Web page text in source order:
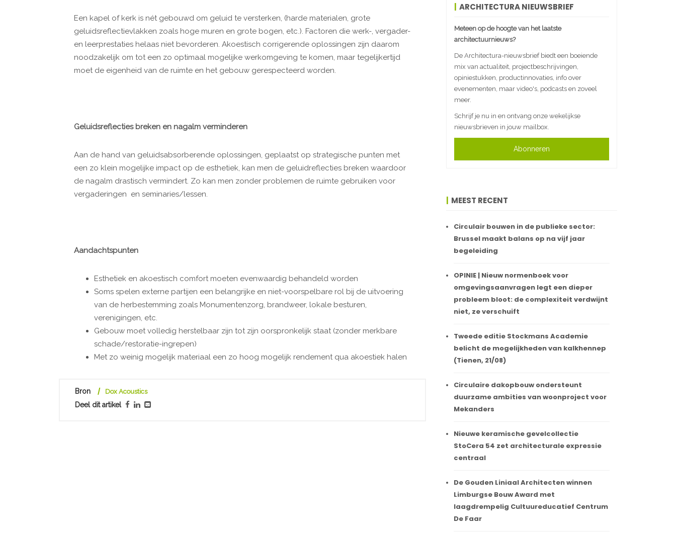
Een kapel of kerk is nét gebouwd om geluid te versterken, (harde materialen, grote
geluidsreflectievlakken zoals hoge muren en grote bogen, etc.). Factoren die werk-, vergader-
en leerprestaties helaas niet bevorderen. Akoestisch corrigerende oplossingen zijn daarom
noodzakelijk om tot een zo optimaal mogelijke werkomgeving te komen, maar tegelijkertijd
moet de eigenheid van de ruimte en het gebouw gerespecteerd worden.
Geluidsreflecties breken en nagalm verminderen
Aan de hand van geluidsabsorberende oplossingen, geplaatst op strategische punten met
een zo klein mogelijke impact op de esthetiek, kan men de geluidreflecties breken waardoor
de nagalm drastisch vermindert. Zo kan men zonder problemen de ruimte gebruiken voor
vergaderingen en seminaries/lessen.
Aandachtspunten
Esthetiek en akoestisch comfort moeten evenwaardig behandeld worden
Soms spelen externe partijen een belangrijke en niet-voorspelbare rol bij de uitvoering
van de herbestemming zoals Monumentenzorg, brandweer, lokale besturen,
verenigingen, etc.
Gebouw moet volledig herstelbaar zijn tot zijn oorspronkelijk staat (zonder merkbare
schade/restoratie-ingrepen)
Met zo weinig mogelijk materiaal een zo hoog mogelijk rendement qua akoestiek halen
Bron Dox Acoustics
Deel dit artikel
ARCHITECTURA NIEUWSBRIEF
Meteen op de hoogte van het laatste
architectuurnieuws?
De Architectura-nieuwsbrief biedt een boeiende
mix van actualiteit, projectbeschrijvingen,
opiniestukken, productinnovaties, info over
evenementen, maar video's, podcasts en zoveel
meer.
Schrijf je nu in en ontvang onze wekelijkse
nieuwsbrieven in jouw mailbox.
Abonneren
MEEST RECENT
Circulair bouwen in de publieke sector:
Brussel maakt balans op na vijf jaar
begeleiding
OPINIE | Nieuw normenboek voor
omgevingsaanvragen legt een dieper
probleem bloot: de complexiteit verdwijnt
niet, ze verschuift
Tweede editie Stockmans Academie
belicht de mogelijkheden van kalkhennep
(Tienen, 21/08)
Circulaire dakopbouw ondersteunt
duurzame ambities van woonproject voor
Mekanders
Nieuwe keramische gevelcollectie
StoCera 54 zet architecturale expressie
centraal
De Gouden Liniaal Architecten winnen
Limburgse Bouw Award met
laagdrempelig Cultuureducatief Centrum
De Faar